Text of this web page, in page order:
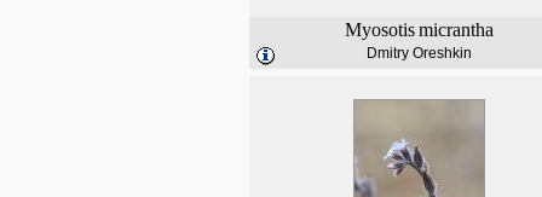
Myosotis micrantha
Dmitry Oreshkin